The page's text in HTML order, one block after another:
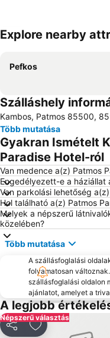
Nagy méretű térkép
Explore nearby
Pefkos
Szálláshely
Kambos, Patmos 85500,
Több mutatása
Gyakran Ismételt
Paradise Hotel-ról
Van medence a(z) Patmos
Engedélyezett-e a háziállat
Van parkolási lehetőség
Hol található a(z) Patmos
Melyek a népszerű
közelében?
Több mutatása
A szállásfoglalási
folyamatosan
szállásfoglalási oldalon
ajánlatot, amelyet a
A legjobb
Népszerű választás
MegosztásHozzáadás a